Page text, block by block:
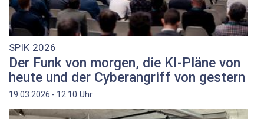
SPIK 2026
Der Funk von morgen, die KI-Pläne von
heute und der Cyberangriff von gestern
19.03.2026 - 12:10 Uhr